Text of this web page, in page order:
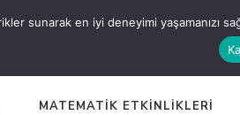
MATEMATİK ETKİNLİKLERİ
sunarak en iyi deneyimi yaşamanızı